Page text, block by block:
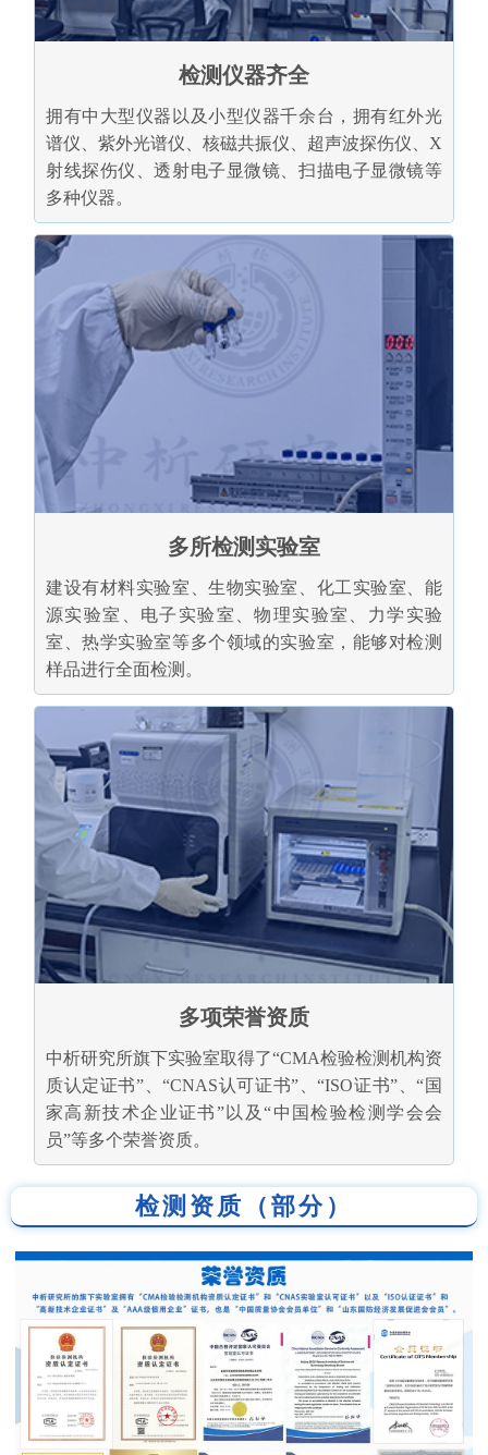
检测仪器齐全
拥有中大型仪器以及小型仪器千余台，拥有红外光
谱仪、紫外光谱仪、核磁共振仪、超声波探伤仪、X
射线探伤仪、透射电子显微镜、扫描电子显微镜等
多种仪器。
多所检测实验室
建设有材料实验室、生物实验室、化工实验室、能
源实验室、电子实验室、物理实验室、力学实验
室、热学实验室等多个领域的实验室，能够对检测
样品进行全面检测。
多项荣誉资质
中析研究所旗下实验室取得了“CMA检验检测机构资
质认定证书”、“CNAS认可证书”、“ISO证书”、“国
家高新技术企业证书”以及“中国检验检测学会会
员”等多个荣誉资质。
检测资质（部分）